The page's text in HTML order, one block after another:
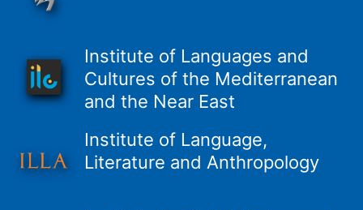
Institute of Languages and
Cultures of the Mediterranean
and the Near East
Institute of Language,
Literature and Anthropology